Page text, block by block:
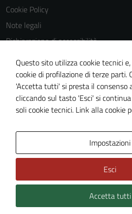
Cookie Policy
Note legali
Dichiarazione di accessibilità
Dichiarazione di accessibilità Servizi
Whistleblowing
Piano di miglioramento del sito
Area riservata
Technical Design s.r.l.
Questo sito utilizza cookie tecnici
cookie di profilazione di terze parti.
'Accetta tutti' si presta il consenso
cliccando sul tasto 'Esci' si
soli cookie tecnici. Link alla cookie
Impostazioni
Esci
Accetta tutti